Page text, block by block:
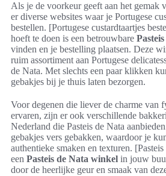
Als je de voorkeur geeft aan het gemak
er diverse websites waar je Portugese
bestellen. [Portugese custardtaartjes
hoeft te doen is een betrouwbare
vinden en je bestelling plaatsen. Deze
ruim assortiment aan Portugese
de Nata. Met slechts een paar klikken
gebakjes bij je thuis laten bezorgen.
Voor degenen die liever de charme van
ervaren, zijn er ook verschillende
Nederland die Pasteis de Nata
gebakjes vers gebakken, waardoor je
authentieke smaken en texturen.
een Pasteis de Nata winkel in jouw
door de heerlijke geur en smaak van